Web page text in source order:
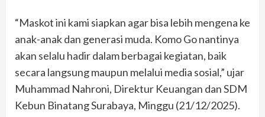
“Maskot ini kami siapkan agar bisa lebih mengena ke
anak-anak dan generasi muda. Komo Go nantinya
akan selalu hadir dalam berbagai kegiatan, baik
secara langsung maupun melalui media sosial,” ujar
Muhammad Nahroni, Direktur Keuangan dan SDM
Kebun Binatang Surabaya, Minggu (21/12/2025).